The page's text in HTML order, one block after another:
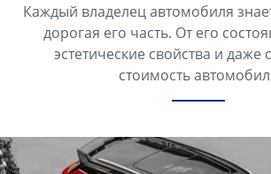
Каждый владелец автомобиля
дорогая его часть. От его
эстетические свойства и даже
стоимость